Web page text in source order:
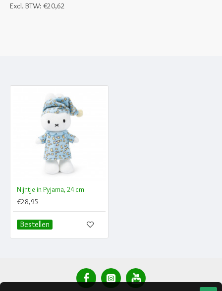
Excl. BTW: €20,62
Nijntje in Pyjama, 24 cm
€28,95
Bestellen